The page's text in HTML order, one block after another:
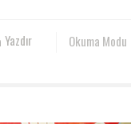
Okuma Modu
Yazdır